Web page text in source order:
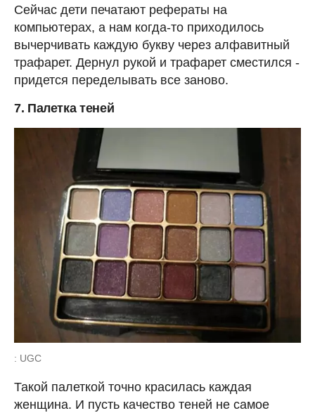
Сейчас дети печатают рефераты на
компьютерах, а нам когда-то приходилось
вычерчивать каждую букву через алфавитный
трафарет. Дернул рукой и трафарет сместился -
придется переделывать все заново.
7. Палетка теней
: UGC
Такой палеткой точно красилась каждая
женщина. И пусть качество теней не самое